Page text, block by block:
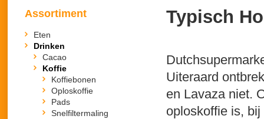
Typisch
Uiteraard
en Lavaza niet.
oploskoffie is,
Assortiment
Eten
Drinken
Cacao
Koffie
Koffiebonen
Oploskoffie
Pads
Snelfiltermaling